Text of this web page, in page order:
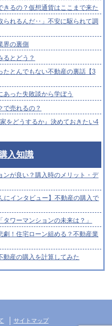
きるの？仮想通貨はここまで来た
られるんだ‥」不安に駆られて調
界の裏側
るとどう？
たとんでもない不動産の裏話【3
あった失敗談から学ぼう
で売れるの？
をどうするか』決めておきたい4
入知識
ンが良い？購入時のメリット・デ
にインタビュー】不動産の購入で
ワーマンションの未来は？」
劇！住宅ローン組める？不動産業
動産の購入を計算してみた
サイトマップ